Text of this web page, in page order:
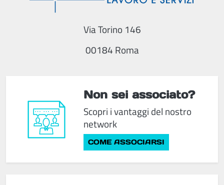
Non sei associato?
Scopri i vantaggi del nostro
network
COME ASSOCIARSI
Via Torino 146
00184 Roma